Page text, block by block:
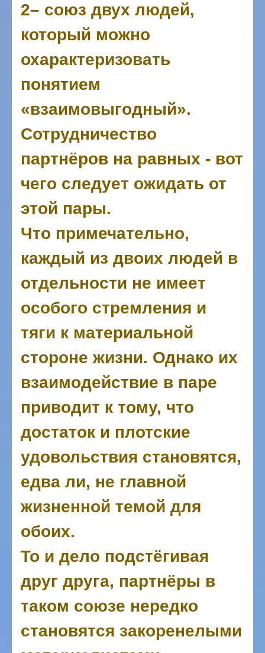
2– союз двух людей,
который можно
охарактеризовать
понятием
«взаимовыгодный».
Сотрудничество
партнёров на равных - вот
чего следует ожидать от
этой пары.
Что примечательно,
каждый из двоих людей в
отдельности не имеет
особого стремления и
тяги к материальной
стороне жизни. Однако их
взаимодействие в паре
приводит к тому, что
достаток и плотские
удовольствия становятся,
едва ли, не главной
жизненной темой для
обоих.
То и дело подстёгивая
друг друга, партнёры в
таком союзе нередко
становятся закоренелыми